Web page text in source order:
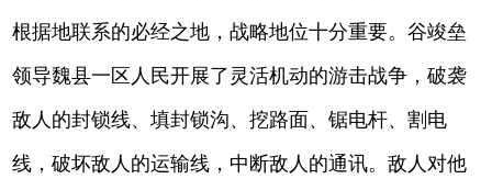
根据地联系的必经之地，战略地位十分重要。谷竣垒
领导魏县一区人民开展了灵活机动的游击战争，破袭
敌人的封锁线、填封锁沟、挖路面、锯电杆、割电
线，破坏敌人的运输线，中断敌人的通讯。敌人对他